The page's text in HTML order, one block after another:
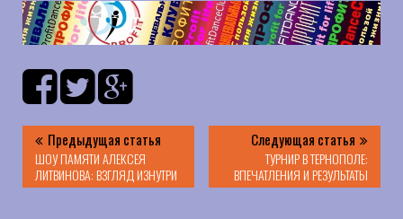
Предыдущая статья
ШОУ ПАМЯТИ АЛЕКСЕЯ
ЛИТВИНОВА: ВЗГЛЯД ИЗНУТРИ
Следующая статья
ТУРНИР В ТЕРНОПОЛЕ:
ВПЕЧАТЛЕНИЯ И РЕЗУЛЬТАТЫ